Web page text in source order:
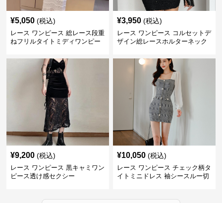
¥5,050 (税込)
レース ワンピース 総レース段重
ねフリルタイトミディワンピー
¥3,950 (税込)
レース ワンピース コルセットデ
ザイン総レースホルターネック
¥9,200 (税込)
レース ワンピース 黒キャミワン
ピース透け感セクシー
¥10,050 (税込)
レース ワンピース チェック柄タ
イトミニドレス 袖シースルー切